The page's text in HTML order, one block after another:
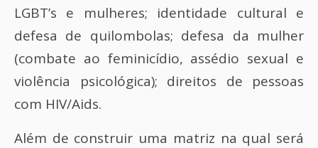
LGBT’s e mulheres; identidade cultural e
defesa de quilombolas; defesa da mulher
(combate ao feminicídio, assédio sexual e
violência psicológica); direitos de pessoas
com HIV/Aids.
Além de construir uma matriz na qual será